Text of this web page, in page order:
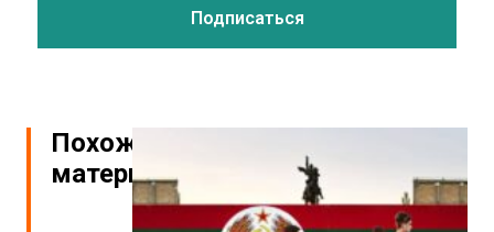
Похожие
материалы